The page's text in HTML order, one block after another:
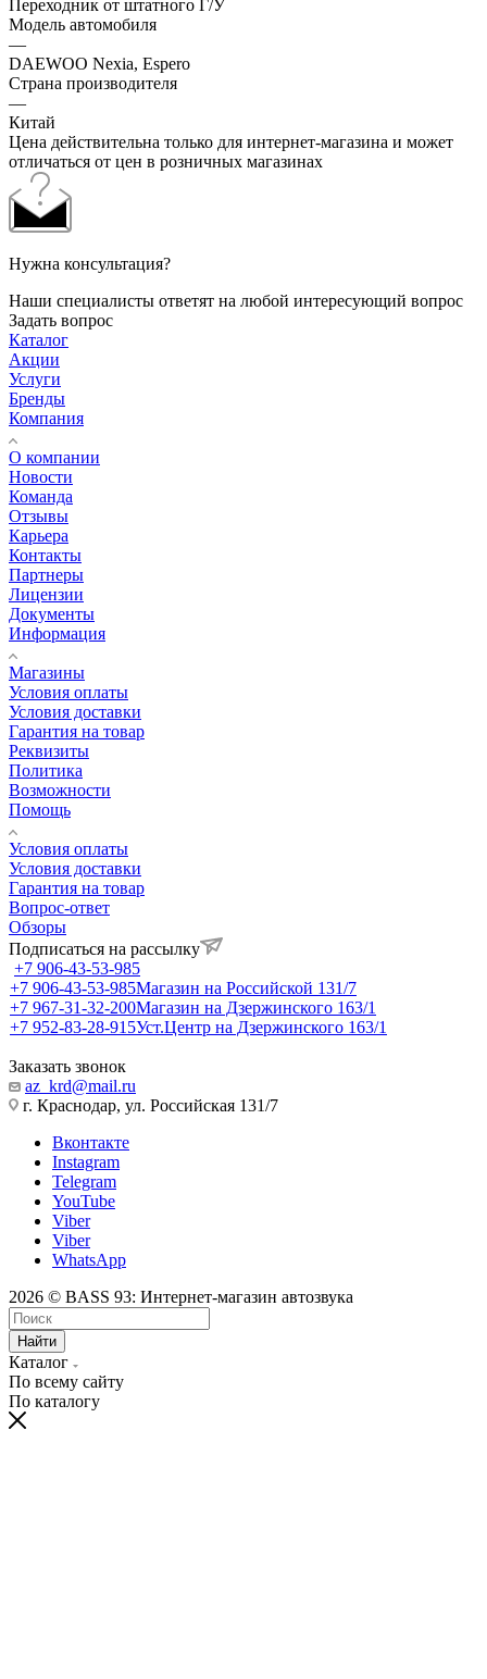
Переходник от штатного Г/У
Модель автомобиля
—
DAEWOO Nexia, Espero
Страна производителя
—
Китай
Цена действительна только для интернет-магазина и может
отличаться от цен в розничных магазинах
Нужна консультация?
Наши специалисты ответят на любой интересующий вопрос
Задать вопрос
Каталог
Акции
Услуги
Бренды
Компания
О компании
Новости
Команда
Отзывы
Карьера
Контакты
Партнеры
Лицензии
Документы
Информация
Магазины
Условия оплаты
Условия доставки
Гарантия на товар
Реквизиты
Политика
Возможности
Помощь
Условия оплаты
Условия доставки
Гарантия на товар
Вопрос-ответ
Обзоры
Подписаться на рассылку
+7 906-43-53-985
+7 906-43-53-985Магазин на Российской 131/7
+7 967-31-32-200Магазин на Дзержинского 163/1
+7 952-83-28-915Уст.Центр на Дзержинского 163/1
Заказать звонок
az_krd@mail.ru
г. Краснодар, ул. Российская 131/7
Вконтакте
Instagram
Telegram
YouTube
Viber
Viber
WhatsApp
2026 © BASS 93: Интернет-магазин автозвука
Найти
Каталог
По всему сайту
По каталогу